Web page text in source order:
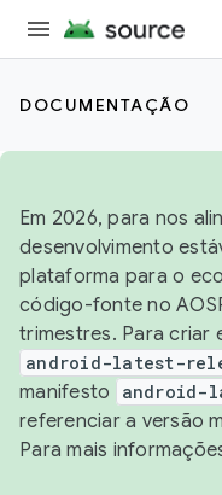
DOCUMENTAÇÃO
Em 2026, para nos
desenvolvimento
plataforma para o
código-fonte no
trimestres. Para criar
android-latest-
manifesto
android-
referenciar a versão
Para mais